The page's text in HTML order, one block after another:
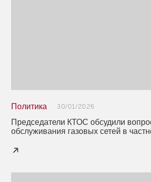
Политика 30/01/2026
Председатели КТОС обсудили
обслуживания газовых сетей в